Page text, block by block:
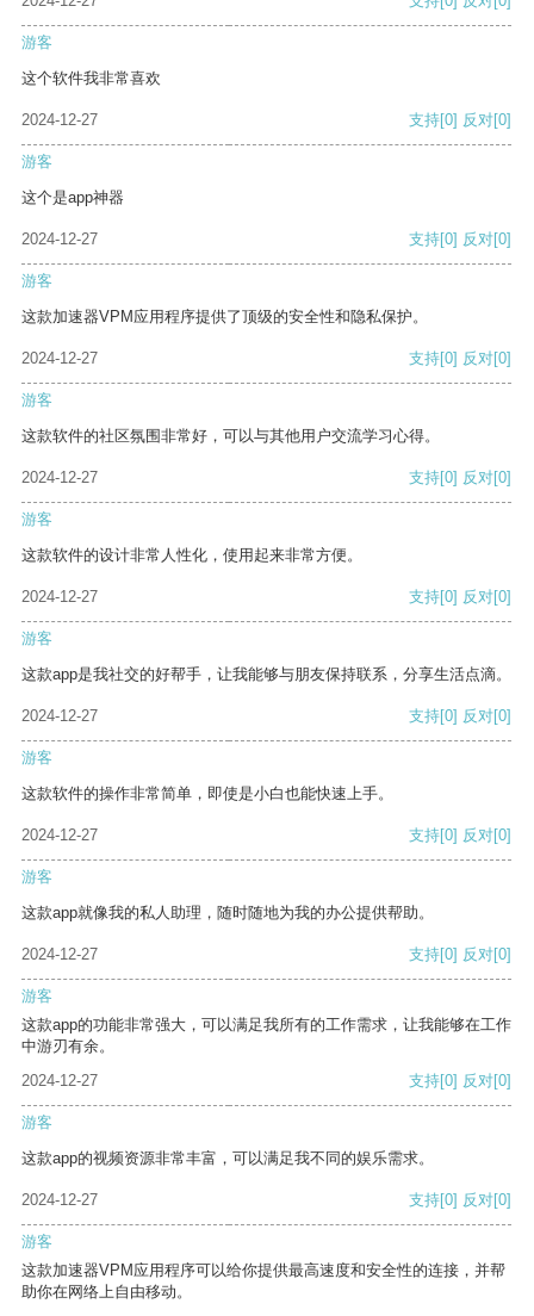
游客
这个软件我非常喜欢
2024-12-27 支持[0] 反对[0]
游客
这个是app神器
2024-12-27 支持[0] 反对[0]
游客
这款加速器VPM应用程序提供了顶级的安全性和隐私保护。
2024-12-27 支持[0] 反对[0]
游客
这款软件的社区氛围非常好，可以与其他用户交流学习心得。
2024-12-27 支持[0] 反对[0]
游客
这款软件的设计非常人性化，使用起来非常方便。
2024-12-27 支持[0] 反对[0]
游客
这款app是我社交的好帮手，让我能够与朋友保持联系，分享生活点滴。
2024-12-27 支持[0] 反对[0]
游客
这款软件的操作非常简单，即使是小白也能快速上手。
2024-12-27 支持[0] 反对[0]
游客
这款app就像我的私人助理，随时随地为我的办公提供帮助。
2024-12-27 支持[0] 反对[0]
游客
这款app的功能非常强大，可以满足我所有的工作需求，让我能够在工作
中游刃有余。
2024-12-27
支持[0] 反对[0]
游客
这款app的视频资源非常丰富，可以满足我不同的娱乐需求。
2024-12-27 支持[0] 反对[0]
游客
这款加速器VPM应用程序可以给你提供最高速度和安全性的连接，并帮
助你在网络上自由移动。